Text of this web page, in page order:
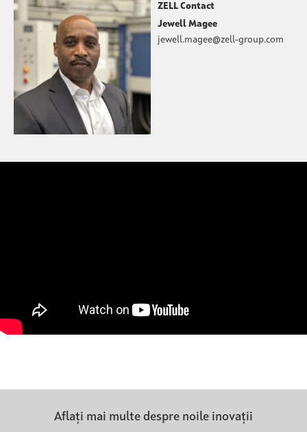
ZELL Contact
Jewell Magee
jewell.magee@zell-group.com
Aflați mai multe despre noile inovații